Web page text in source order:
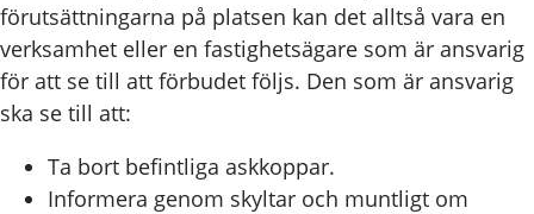
förutsättningarna på platsen kan det alltså vara en
verksamhet eller en fastighetsägare som är ansvarig
för att se till att förbudet följs. Den som är ansvarig
ska se till att:
Ta bort befintliga askkoppar.
Informera genom skyltar och muntligt om